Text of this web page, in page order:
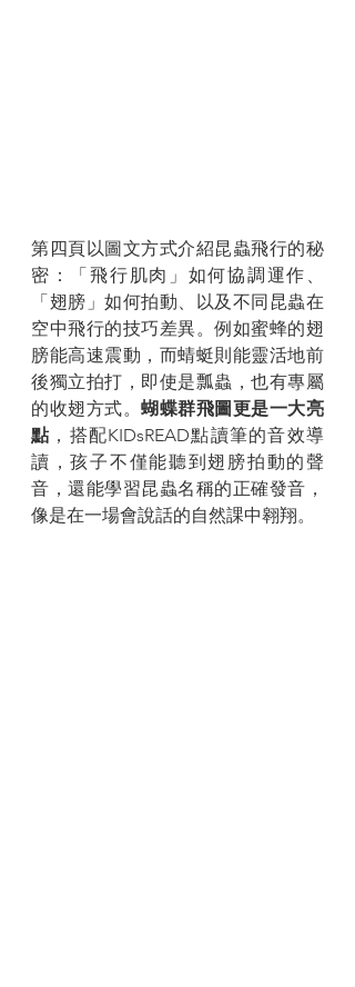
第四頁以圖文方式介紹昆蟲飛行的秘
密：「飛行肌肉」如何協調運作、
「翅膀」如何拍動、以及不同昆蟲在
空中飛行的技巧差異。例如蜜蜂的翅
膀能高速震動，而蜻蜓則能靈活地前
後獨立拍打，即使是瓢蟲，也有專屬
的收翅方式。蝴蝶群飛圖更是一大亮
點 ，搭配KIDsREAD點讀筆的音效導
讀，孩子不僅能聽到翅膀拍動的聲
音，還能學習昆蟲名稱的正確發音，
像是在一場會說話的自然課中翱翔。